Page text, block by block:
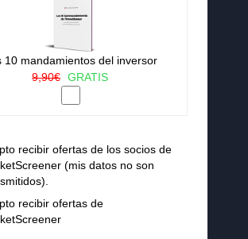
10 mandamientos del inversor
9,90€ GRATIS
recibir ofertas de los socios de
(mis datos no son
recibir ofertas de